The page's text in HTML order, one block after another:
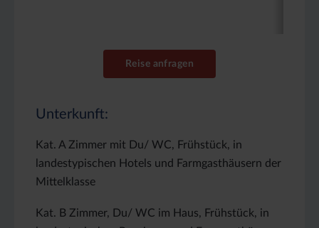
Reise anfragen
Unterkunft:
Kat. A Zimmer mit Du/ WC, Frühstück, in
landestypischen Hotels und Farmgasthäusern der
Mittelklasse
Kat. B Zimmer, Du/ WC im Haus, Frühstück, in